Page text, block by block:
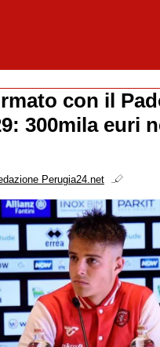
con il
300mila euri
Perugia24.net